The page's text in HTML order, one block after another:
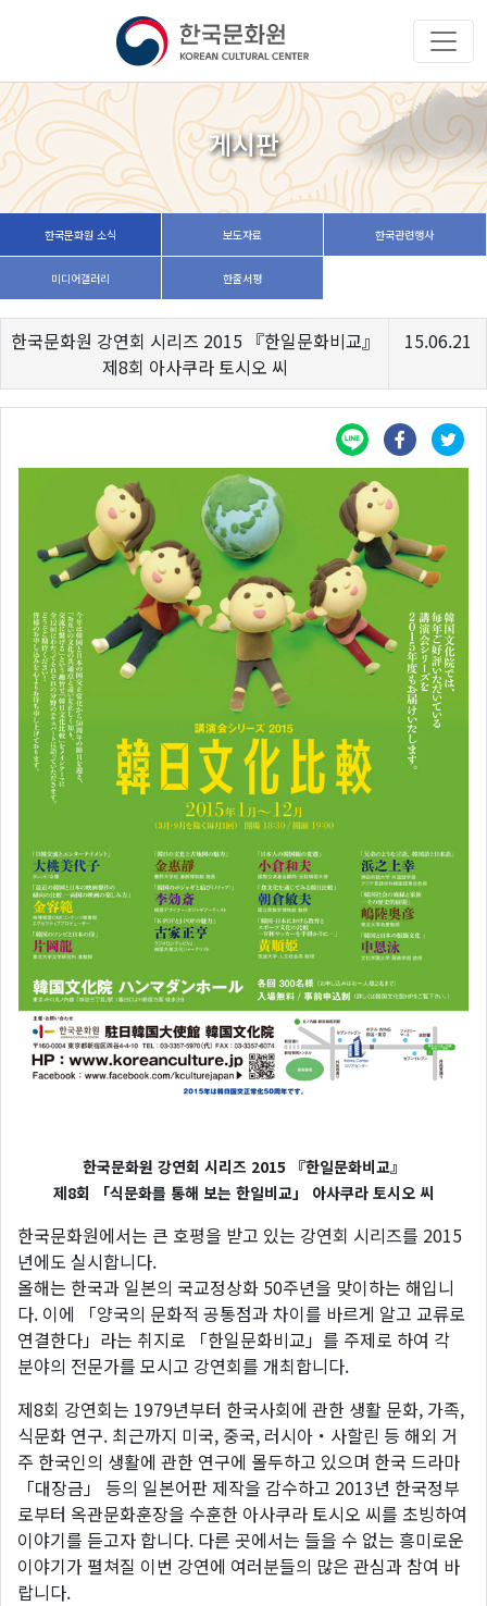
게시판
한국문화원 소식 보도자료 한국관련행사
미디어갤러리 한줄서평
한국문화원 강연회 시리즈 2015 『한일문화비교』
제8회 아사쿠라 토시오 씨
15.06.21
한국문화원 강연회 시리즈 2015 『한일문화비교』
제8회 「식문화를 통해 보는 한일비교」 아사쿠라 토시오 씨
한국문화원에서는 큰 호평을 받고 있는 강연회 시리즈를 2015
년에도 실시합니다.
올해는 한국과 일본의 국교정상화 50주년을 맞이하는 해입니
다. 이에 「양국의 문화적 공통점과 차이를 바르게 알고 교류로
연결한다」라는 취지로 「한일문화비교」를 주제로 하여 각
분야의 전문가를 모시고 강연회를 개최합니다.
제8회 강연회는 1979년부터 한국사회에 관한 생활 문화, 가족,
식문화 연구. 최근까지 미국, 중국, 러시아・사할린 등 해외 거
주 한국인의 생활에 관한 연구에 몰두하고 있으며 한국 드라마
「대장금」 등의 일본어판 제작을 감수하고 2013년 한국정부
로부터 옥관문화훈장을 수훈한 아사쿠라 토시오 씨를 초빙하여
이야기를 듣고자 합니다. 다른 곳에서는 들을 수 없는 흥미로운
이야기가 펼쳐질 이번 강연에 여러분들의 많은 관심과 참여 바
랍니다.